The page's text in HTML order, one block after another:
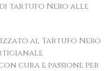
tartufo Nero alle
al Tartufo Nero
cura e passione per